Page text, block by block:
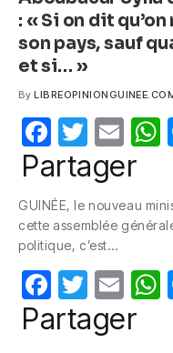
: « Si on dit
son pays, sauf
et si… »
By
F
a
c
e
b
o
o
k
T
w
itt
er
E
m
Partager
GUINÉE, le nouveau
cette assemblée
politique, c’est…
F
a
T
w
itt
E
m
Partager